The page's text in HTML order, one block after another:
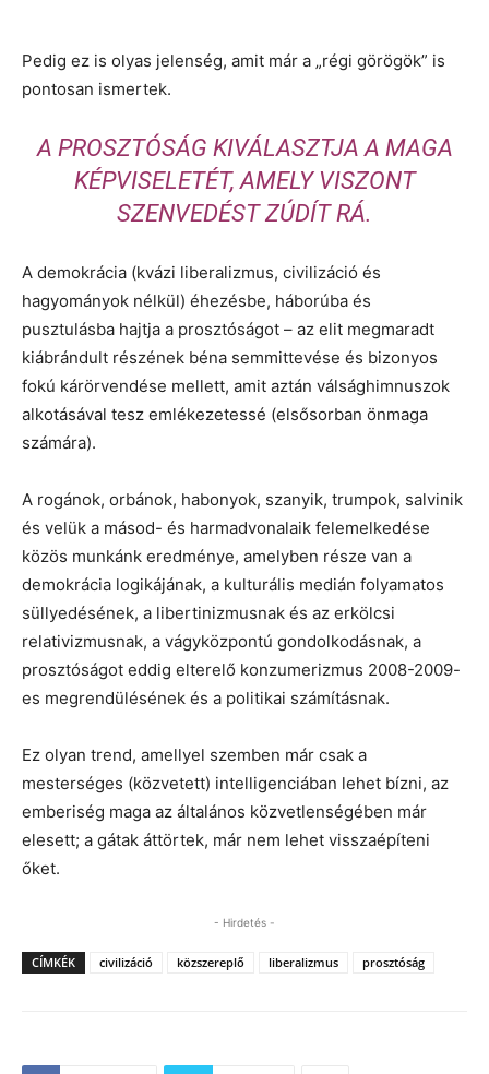
Pedig ez is olyas jelenség, amit már a „régi görögök” is
pontosan ismertek.
A PROSZTÓSÁG KIVÁLASZTJA A MAGA
KÉPVISELETÉT, AMELY VISZONT
SZENVEDÉST ZÚDÍT RÁ.
A demokrácia (kvázi liberalizmus, civilizáció és
hagyományok nélkül) éhezésbe, háborúba és
pusztulásba hajtja a prosztóságot – az elit megmaradt
kiábrándult részének béna semmittevése és bizonyos
fokú kárörvendése mellett, amit aztán válsághimnuszok
alkotásával tesz emlékezetessé (elsősorban önmaga
számára).
A rogánok, orbánok, habonyok, szanyik, trumpok, salvinik
és velük a másod- és harmadvonalaik felemelkedése
közös munkánk eredménye, amelyben része van a
demokrácia logikájának, a kulturális medián folyamatos
süllyedésének, a libertinizmusnak és az erkölcsi
relativizmusnak, a vágyközpontú gondolkodásnak, a
prosztóságot eddig elterelő konzumerizmus 2008-2009-
es megrendülésének és a politikai számításnak.
Ez olyan trend, amellyel szemben már csak a
mesterséges (közvetett) intelligenciában lehet bízni, az
emberiség maga az általános közvetlenségében már
elesett; a gátak áttörtek, már nem lehet visszaépíteni
őket.
- Hirdetés -
CÍMKÉK civilizáció közszereplő liberalizmus prosztóság